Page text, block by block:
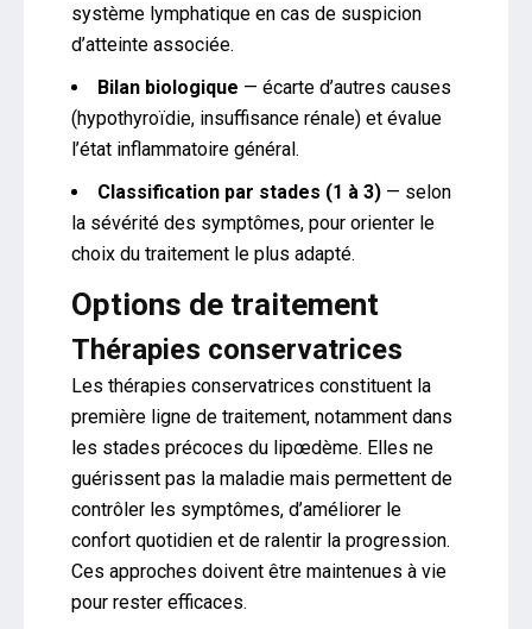
système lymphatique en cas de suspicion
d’atteinte associée.
Bilan biologique — écarte d’autres causes
(hypothyroïdie, insuffisance rénale) et évalue
l’état inflammatoire général.
Classification par stades (1 à 3) — selon
la sévérité des symptômes, pour orienter le
choix du traitement le plus adapté.
Options de traitement
Thérapies conservatrices
Les thérapies conservatrices constituent la
première ligne de traitement, notamment dans
les stades précoces du lipœdème. Elles ne
guérissent pas la maladie mais permettent de
contrôler les symptômes, d’améliorer le
confort quotidien et de ralentir la progression.
Ces approches doivent être maintenues à vie
pour rester efficaces.